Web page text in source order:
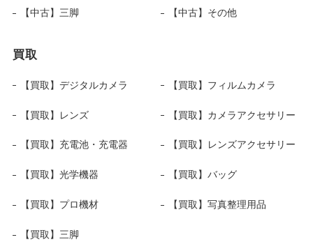
【中古】三脚 【中古】その他
買取
【買取】デジタルカメラ 【買取】フィルムカメラ
【買取】レンズ 【買取】カメラアクセサリー
【買取】充電池・充電器 【買取】レンズアクセサリー
【買取】光学機器 【買取】バッグ
【買取】プロ機材 【買取】写真整理用品
【買取】三脚